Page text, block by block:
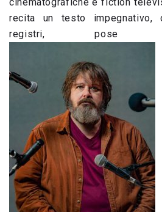
recita un testo impegnativo,
registri, pose